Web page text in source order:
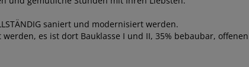
saniert und modernisiert werden.
es ist dort Bauklasse I und II, 35% bebaubar, offenen